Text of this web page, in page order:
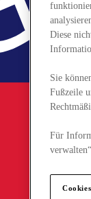
Diese
Sie
Fußzeile
Für